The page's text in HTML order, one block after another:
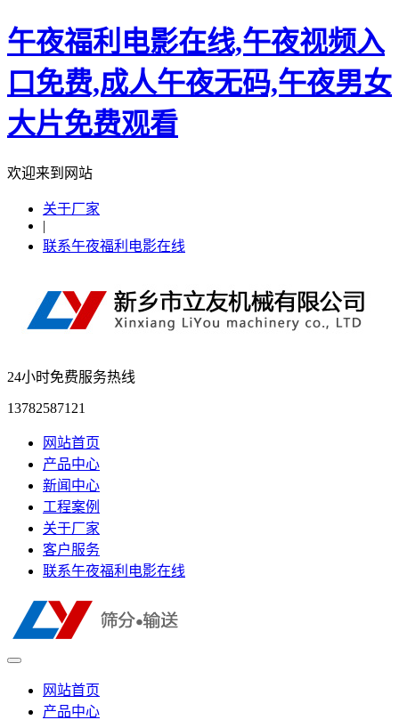
午夜福利电影在线,午夜视频入
口免费,成人午夜无码,午夜男女
大片免费观看
欢迎来到网站
关于厂家
|
联系午夜福利电影在线
24小时免费服务热线
13782587121
网站首页
产品中心
新闻中心
工程案例
关于厂家
客户服务
联系午夜福利电影在线
网站首页
产品中心